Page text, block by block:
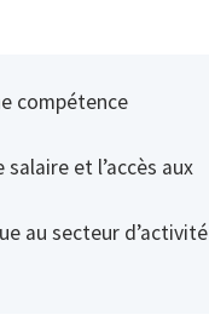
compétence
et l’accès aux
au secteur d’activité